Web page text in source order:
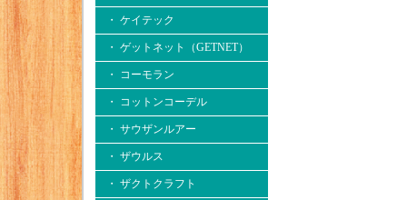
・ ケイテック
・ ゲットネット（GETNET）
・ コーモラン
・ コットンコーデル
・ サウザンルアー
・ ザウルス
・ ザクトクラフト